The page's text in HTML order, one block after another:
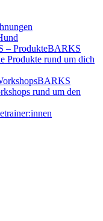
– ProdukteBARKS
Produkte rund um dich
BARKS
rund um den